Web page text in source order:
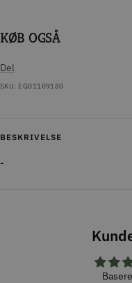
KØB OGSÅ
Del
SKU: EG01109180
BESKRIVELSE
-